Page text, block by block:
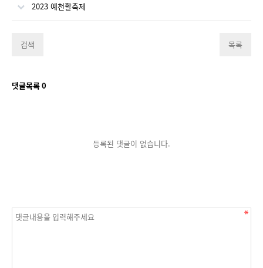
2023 예천활축제
검색 목록
댓글목록0
등록된 댓글이 없습니다.